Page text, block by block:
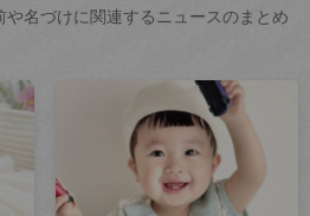
や名づけに関連するニュースのまとめ